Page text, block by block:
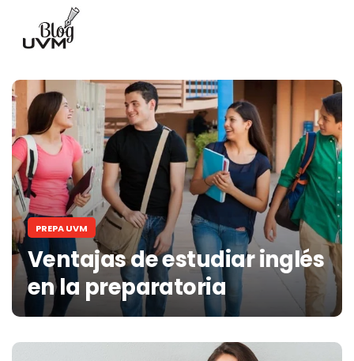
PREPA UVM
Ventajas de estudiar inglés
en la preparatoria